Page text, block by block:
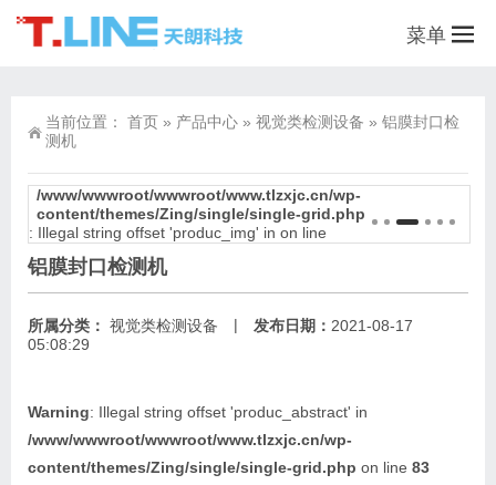
菜单
当前位置： 首页 » 产品中心 » 视觉类检测设备 » 铝膜封口检
测机
/www/wwwroot/wwwroot/www.tlzxjc.cn/wp-
content/themes/Zing/single/single-grid.php
: Illegal string offset 'produc_img' in on line
铝膜封口检测机
所属分类： 视觉类检测设备 | 发布日期： 2021-08-17
05:08:29
Warning: Illegal string offset 'produc_abstract' in
/www/wwwroot/wwwroot/www.tlzxjc.cn/wp-
content/themes/Zing/single/single-grid.php on line 83